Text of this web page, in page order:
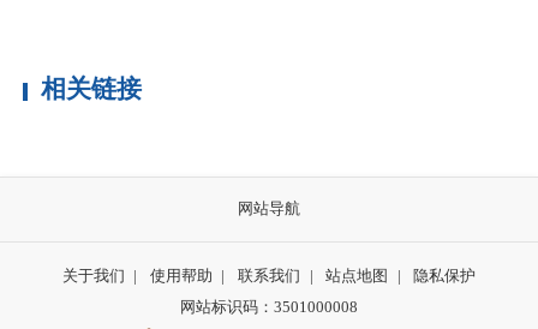
相关链接
网站导航
关于我们 | 使用帮助 | 联系我们 | 站点地图 |
隐私保护
网站标识码：3501000008